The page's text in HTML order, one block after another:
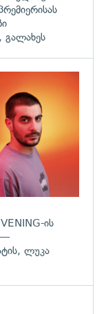
გალახეს
ის
—
ლუკა